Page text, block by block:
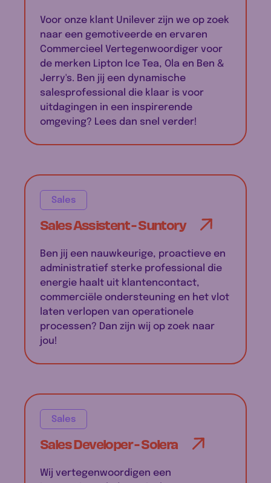
Voor onze klant Unilever zijn we op zoek
naar een gemotiveerde en ervaren
Commercieel Vertegenwoordiger voor
de merken Lipton Ice Tea, Ola en Ben &
Jerry's. Ben jij een dynamische
salesprofessional die klaar is voor
uitdagingen in een inspirerende
omgeving? Lees dan snel verder!
Sales
Sales Assistent - Suntory
Ben jij een nauwkeurige, proactieve en
administratief sterke professional die
energie haalt uit klantencontact,
commerciële ondersteuning en het vlot
laten verlopen van operationele
processen? Dan zijn wij op zoek naar
jou!
Sales
Sales Developer - Solera
Wij vertegenwoordigen een